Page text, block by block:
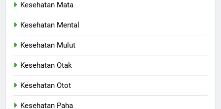
Kesehatan Mata
Kesehatan Mental
Kesehatan Mulut
Kesehatan Otak
Kesehatan Otot
Kesehatan Paha